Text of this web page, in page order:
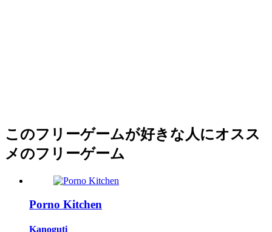
このフリーゲームが好きな人にオスス
メのフリーゲーム
Porno Kitchen
Kanoguti